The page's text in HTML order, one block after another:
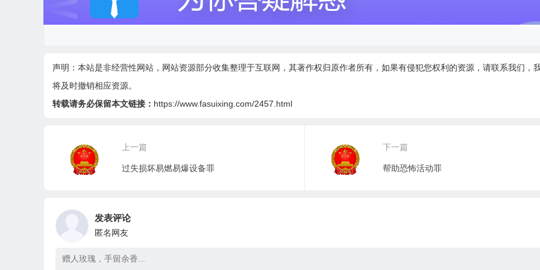
声明：本站是非经营性网站，网站资源部分收集整理于互联网，其著作权归原作者所有，如果有侵犯您权利的资源，请联系我们，
将及时撤销相应资源。
转载请务必保留本文链接： https://www.fasuixing.com/2457.html
上一篇
过失损坏易燃易爆设备罪
下一篇
帮助恐怖活动罪
发表评论
匿名网友